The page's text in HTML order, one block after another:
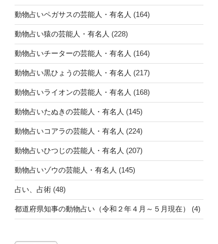
動物占いペガサスの芸能人・有名人 (164)
動物占い猿の芸能人・有名人 (228)
動物占いチーターの芸能人・有名人 (164)
動物占い黒ひょうの芸能人・有名人 (217)
動物占いライオンの芸能人・有名人 (168)
動物占いたぬきの芸能人・有名人 (145)
動物占いコアラの芸能人・有名人 (224)
動物占いひつじの芸能人・有名人 (207)
動物占いゾウの芸能人・有名人 (145)
占い、占術 (48)
都道府県知事の動物占い（令和２年４月～５月現在） (4)